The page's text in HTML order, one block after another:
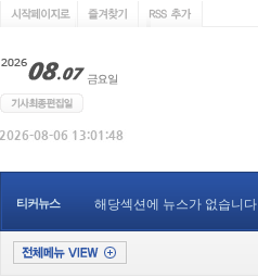
티커뉴스 해당섹션에 뉴스가 없습니다